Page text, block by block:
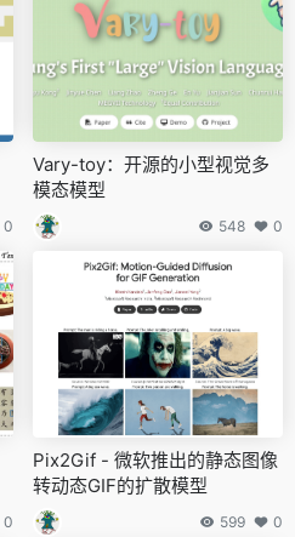
0
Vary-toy：开源的小型视觉多
模态模型
548 0
0
Pix2Gif - 微软推出的静态图像
转动态GIF的扩散模型
599 0